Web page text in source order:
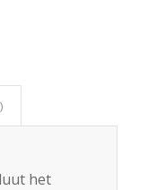
het